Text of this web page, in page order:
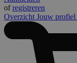
ofregistreren
Overzicht Jouw profiel